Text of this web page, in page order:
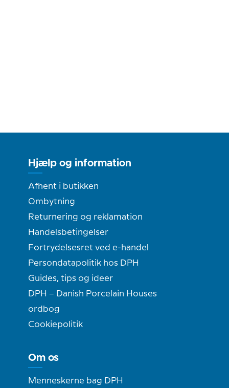
Hjælp og information
Afhent i butikken
Ombytning
Returnering og reklamation
Handelsbetingelser
Fortrydelsesret ved e-handel
Persondatapolitik hos DPH
Guides, tips og ideer
DPH – Danish Porcelain Houses
ordbog
Cookiepolitik
Om os
Menneskerne bag DPH